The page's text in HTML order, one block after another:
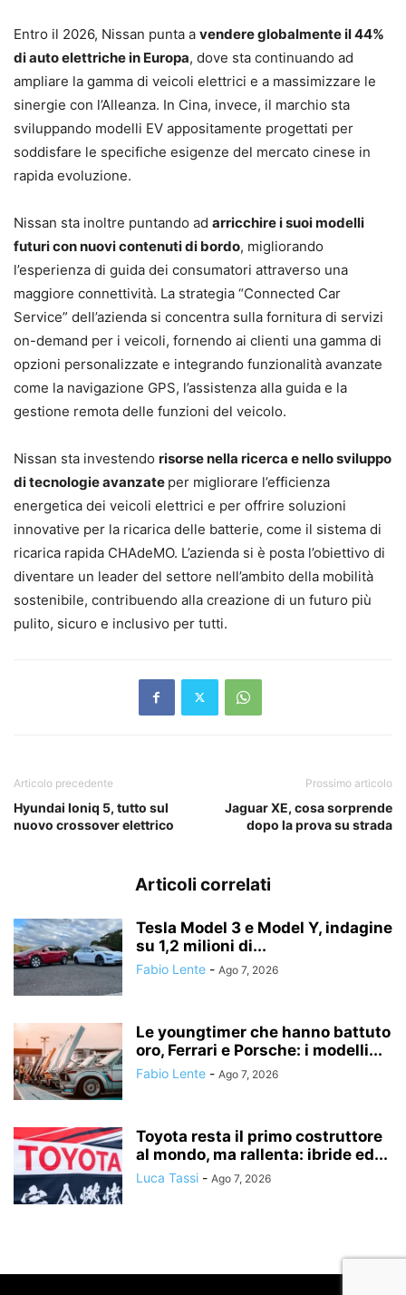
Entro il 2026, Nissan punta a vendere globalmente il 44%
di auto elettriche in Europa, dove sta continuando ad
ampliare la gamma di veicoli elettrici e a massimizzare le
sinergie con l’Alleanza. In Cina, invece, il marchio sta
sviluppando modelli EV appositamente progettati per
soddisfare le specifiche esigenze del mercato cinese in
rapida evoluzione.
Nissan sta inoltre puntando ad arricchire i suoi modelli
futuri con nuovi contenuti di bordo, migliorando
l’esperienza di guida dei consumatori attraverso una
maggiore connettività. La strategia “Connected Car
Service” dell’azienda si concentra sulla fornitura di servizi
on-demand per i veicoli, fornendo ai clienti una gamma di
opzioni personalizzate e integrando funzionalità avanzate
come la navigazione GPS, l’assistenza alla guida e la
gestione remota delle funzioni del veicolo.
Nissan sta investendo risorse nella ricerca e nello sviluppo
di tecnologie avanzate per migliorare l’efficienza
energetica dei veicoli elettrici e per offrire soluzioni
innovative per la ricarica delle batterie, come il sistema di
ricarica rapida CHAdeMO. L’azienda si è posta l’obiettivo di
diventare un leader del settore nell’ambito della mobilità
sostenibile, contribuendo alla creazione di un futuro più
pulito, sicuro e inclusivo per tutti.
Articolo precedente
Hyundai Ioniq 5, tutto sul
nuovo crossover elettrico
Prossimo articolo
Jaguar XE, cosa sorprende
dopo la prova su strada
Articoli correlati
Tesla Model 3 e Model Y, indagine
su 1,2 milioni di...
Fabio Lente - Ago 7, 2026
Le youngtimer che hanno battuto
oro, Ferrari e Porsche: i modelli...
Fabio Lente - Ago 7, 2026
Toyota resta il primo costruttore
al mondo, ma rallenta: ibride ed...
Luca Tassi - Ago 7, 2026